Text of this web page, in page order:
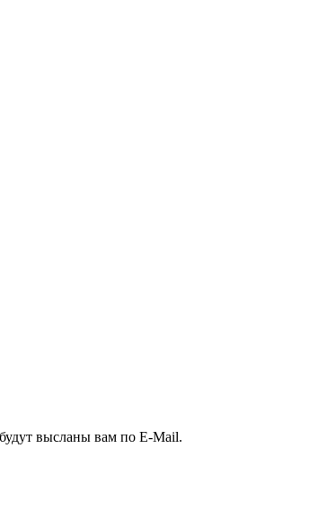
высланы вам по E-Mail.